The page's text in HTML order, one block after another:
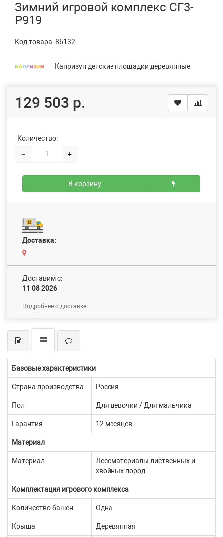
Зимний игровой комплекс СГ3-
Р919
Код товара:86132
Капризун детские площадки деревянные
129 503 р.
Количество:
−
+
В корзину
Доставка:
Доставим c:
11 08 2026
Подробнее о доставке
Базовые характеристики
Страна производства Россия
Пол Для девочки / Для мальчика
Гарантия 12 месяцев
Материал
Материал
Лесоматериалы лиственных и
хвойных пород
Комплектация игрового комплекса
Количество башен Одна
Крыша Деревянная